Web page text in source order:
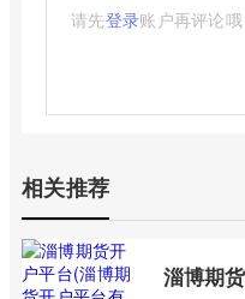
请先登录账户再评论哦
相关推荐